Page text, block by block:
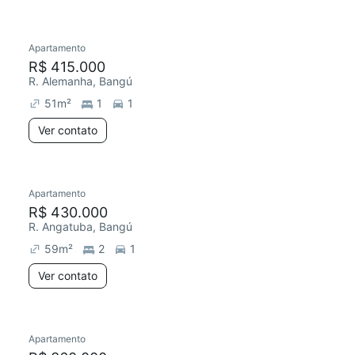
Redecorar
Apartamento
R$ 415.000
R. Alemanha, Bangú
51m² 1
1
Ver contato
Apartamento
R$ 430.000
R. Angatuba, Bangú
59m² 2
1
Ver contato
Apartamento